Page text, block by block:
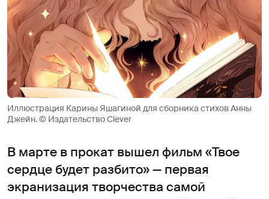
Иллюстрация Карины Яшагиной для сборника стихов Анны
Джейн. © Издательство Clever
В марте в прокат вышел фильм «Твое
сердце будет разбито» — первая
экранизация творчества самой